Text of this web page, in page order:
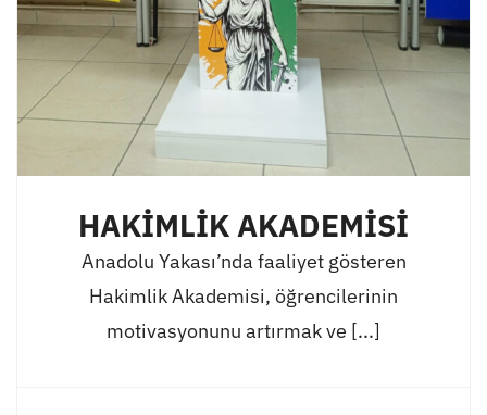
HAKİMLİK AKADEMİSİ
Anadolu Yakası’nda faaliyet gösteren
Hakimlik Akademisi, öğrencilerinin
motivasyonunu artırmak ve [...]